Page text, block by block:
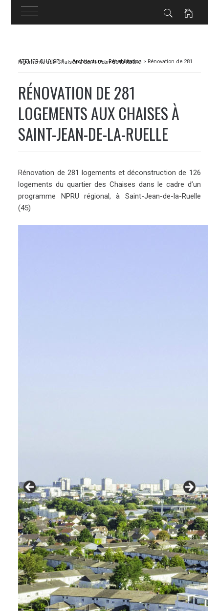
ATELIER CHOISEUL>Architecture>Réhabilitation >
Rénovation de 281 logements aux Chaises à Saint-Jean-de-la-Ruelle
RÉNOVATION DE 281
LOGEMENTS AUX CHAISES À
SAINT-JEAN-DE-LA-RUELLE
Rénovation de 281 logements et déconstruction de 126
logements du quartier des Chaises dans le cadre d’un
programme NPRU régional, à Saint-Jean-de-la-Ruelle
(45)